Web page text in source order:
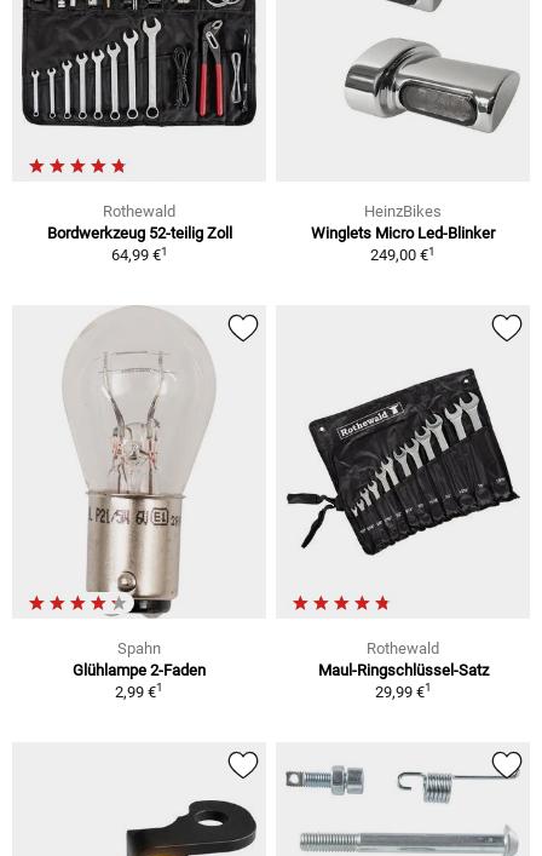
Rothewald
Bordwerkzeug 52-teilig Zoll
64,99 €1
HeinzBikes
Winglets Micro Led-Blinker
249,00 €1
Spahn
Glühlampe 2-Faden
2,99 €1
Rothewald
Maul-Ringschlüssel-Satz
29,99 €1